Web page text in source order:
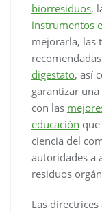
biorresiduos,
instrumentos
mejorarla, las
digestato, así
garantizar
con las
educación
ciencia del
autoridades a
residuos
Las